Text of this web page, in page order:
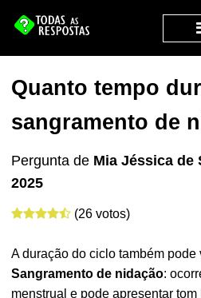
Quanto tempo
sangramento de
Pergunta de Mia Jéssica de
2025
(26 votos)
A duração do ciclo também
Sangramento de nidação:
menstrual e pode apresentar